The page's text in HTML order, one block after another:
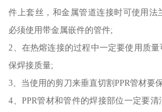
件上套丝，和金属管道连接时可使用法
必须使用带金属嵌件的管件;
2、在热熔连接的过程中一定要使用质
保焊接质量;
3、当使用的剪刀来垂直切割PPR管材要
4、PPR管材和管件的焊接部位一定要